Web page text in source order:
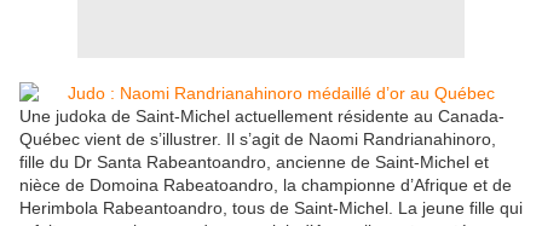
Une judoka de Saint-Michel actuellement résidente au Canada-
Québec vient de s’illustrer. Il s’agit de Naomi Randrianahinoro,
fille du Dr Santa Rabeantoandro, ancienne de Saint-Michel et
nièce de Domoina Rabeatoandro, la championne d’Afrique et de
Herimbola Rabeantoandro, tous de Saint-Michel. La jeune fille qui